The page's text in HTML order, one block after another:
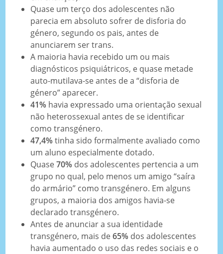
Quase um terço dos adolescentes não
parecia em absoluto sofrer de disforia do
género, segundo os pais, antes de
anunciarem ser trans.
A maioria havia recebido um ou mais
diagnósticos psiquiátricos, e quase metade
auto-mutilava-se antes de a “disforia de
género” aparecer.
41% havia expressado uma orientação sexual
não heterossexual antes de se identificar
como transgénero.
47,4% tinha sido formalmente avaliado como
um aluno especialmente dotado.
Quase70% dos adolescentes pertencia a um
grupo no qual, pelo menos um amigo “saíra
do armário” como transgénero. Em alguns
grupos, a maioria dos amigos havia-se
declarado transgénero.
Antes de anunciar a sua identidade
transgénero, mais de65% dos adolescentes
havia aumentado o uso das redes sociais e o